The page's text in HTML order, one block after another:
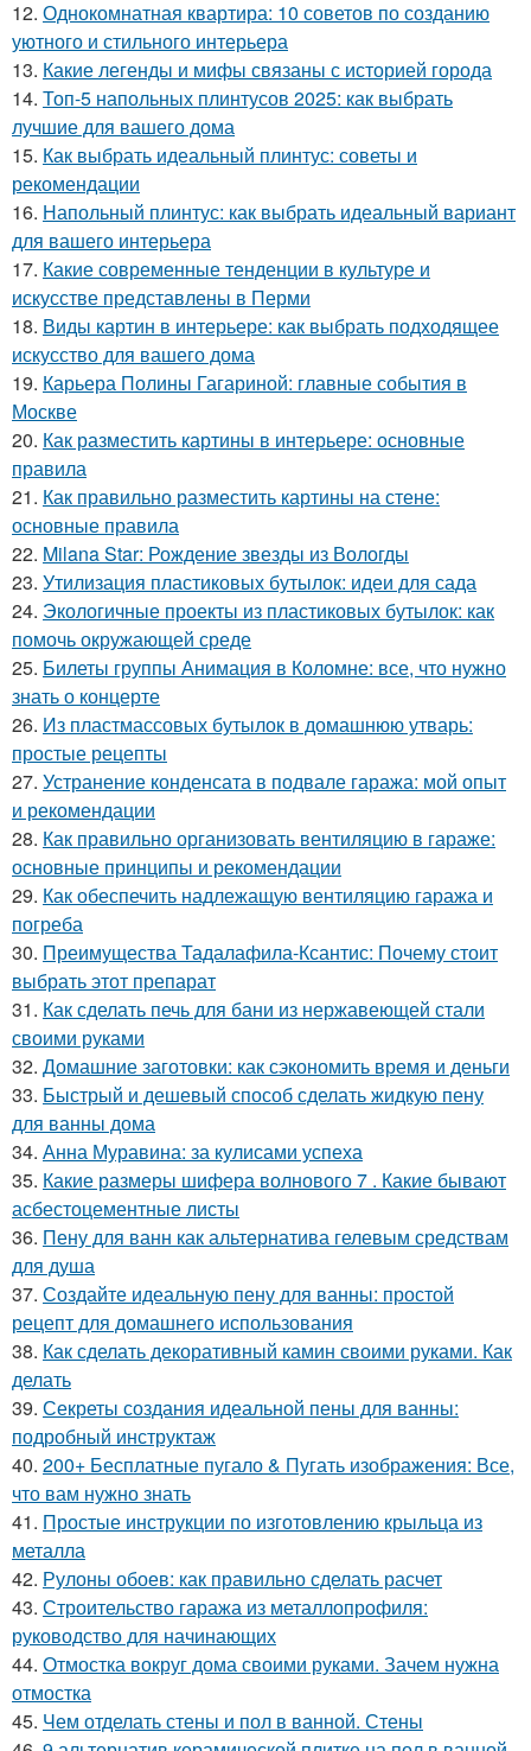
12. Однокомнатная квартира: 10 советов по созданию
уютного и стильного интерьера
13. Какие легенды и мифы связаны с историей города
14. Топ-5 напольных плинтусов 2025: как выбрать
лучшие для вашего дома
15. Как выбрать идеальный плинтус: советы и
рекомендации
16. Напольный плинтус: как выбрать идеальный вариант
для вашего интерьера
17. Какие современные тенденции в культуре и
искусстве представлены в Перми
18. Виды картин в интерьере: как выбрать подходящее
искусство для вашего дома
19. Карьера Полины Гагариной: главные события в
Москве
20. Как разместить картины в интерьере: основные
правила
21. Как правильно разместить картины на стене:
основные правила
22. Milana Star: Рождение звезды из Вологды
23. Утилизация пластиковых бутылок: идеи для сада
24. Экологичные проекты из пластиковых бутылок: как
помочь окружающей среде
25. Билеты группы Анимация в Коломне: все, что нужно
знать о концерте
26. Из пластмассовых бутылок в домашнюю утварь:
простые рецепты
27. Устранение конденсата в подвале гаража: мой опыт
и рекомендации
28. Как правильно организовать вентиляцию в гараже:
основные принципы и рекомендации
29. Как обеспечить надлежащую вентиляцию гаража и
погреба
30. Преимущества Тадалафила-Ксантис: Почему стоит
выбрать этот препарат
31. Как сделать печь для бани из нержавеющей стали
своими руками
32. Домашние заготовки: как сэкономить время и деньги
33. Быстрый и дешевый способ сделать жидкую пену
для ванны дома
34. Анна Муравина: за кулисами успеха
35. Какие размеры шифера волнового 7 . Какие бывают
асбестоцементные листы
36. Пену для ванн как альтернатива гелевым средствам
для душа
37. Создайте идеальную пену для ванны: простой
рецепт для домашнего использования
38. Как сделать декоративный камин своими руками. Как
делать
39. Секреты создания идеальной пены для ванны:
подробный инструктаж
40. 200+ Бесплатные пугало & Пугать изображения: Все,
что вам нужно знать
41. Простые инструкции по изготовлению крыльца из
металла
42. Рулоны обоев: как правильно сделать расчет
43. Строительство гаража из металлопрофиля:
руководство для начинающих
44. Отмостка вокруг дома своими руками. Зачем нужна
отмостка
45. Чем отделать стены и пол в ванной. Стены